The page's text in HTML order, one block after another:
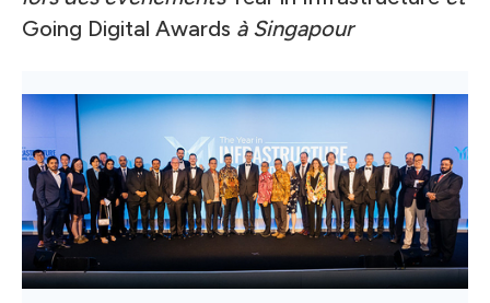
Going Digital Awards à Singapour